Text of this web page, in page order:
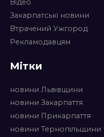
Відео
Закарпатські новини
Втрачений Ужгород
Рекламодавцям
Мітки
новини Львівщини
новини Закарпаття
новини Прикарпаття
новини Тернопільщини